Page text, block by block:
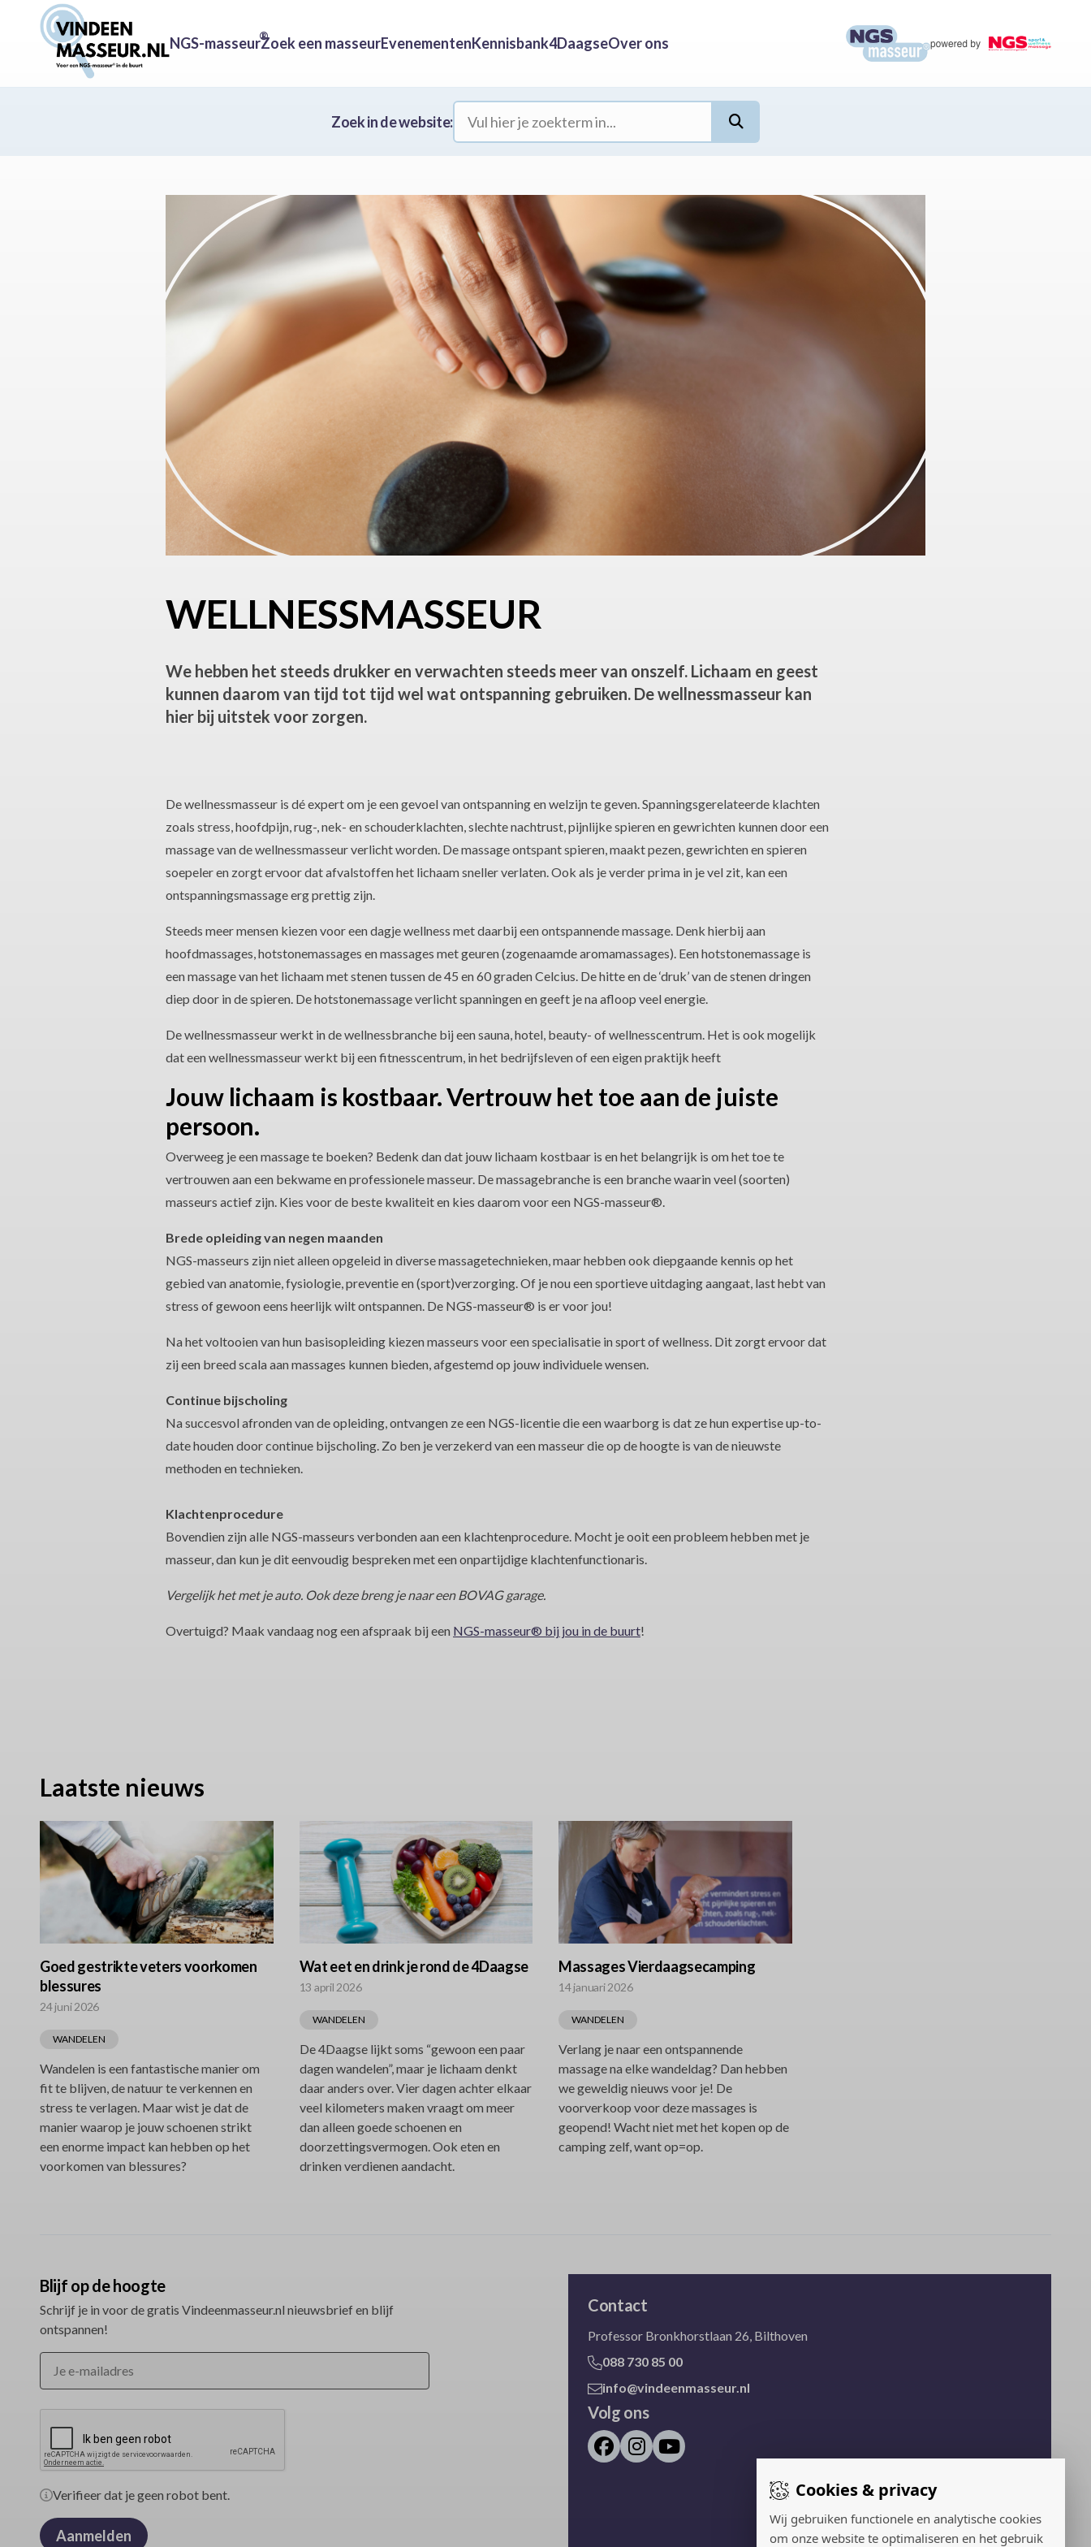
Cookies & privacy
Wij gebruiken functionele en analytische cookies
om onze website te optimaliseren en het gebruik
NGS-masseur®
Zoek een masseurEvenementenKennisbank4DaagseOver ons
Zoek in de website:
WELLNESSMASSEUR
We hebben het steeds drukker en verwachten steeds meer van onszelf. Lichaam en geest
kunnen daarom van tijd tot tijd wel wat ontspanning gebruiken. De wellnessmasseur kan
hier bij uitstek voor zorgen.
De wellnessmasseur is dé expert om je een gevoel van ontspanning en welzijn te geven. Spanningsgerelateerde klachten
zoals stress, hoofdpijn, rug-, nek- en schouderklachten, slechte nachtrust, pijnlijke spieren en gewrichten kunnen door een
massage van de wellnessmasseur verlicht worden. De massage ontspant spieren, maakt pezen, gewrichten en spieren
soepeler en zorgt ervoor dat afvalstoffen het lichaam sneller verlaten. Ook als je verder prima in je vel zit, kan een
ontspanningsmassage erg prettig zijn.
Steeds meer mensen kiezen voor een dagje wellness met daarbij een ontspannende massage. Denk hierbij aan
hoofdmassages, hotstonemassages en massages met geuren (zogenaamde aromamassages). Een hotstonemassage is
een massage van het lichaam met stenen tussen de 45 en 60 graden Celcius. De hitte en de ‘druk’ van de stenen dringen
diep door in de spieren. De hotstonemassage verlicht spanningen en geeft je na afloop veel energie.
De wellnessmasseur werkt in de wellnessbranche bij een sauna, hotel, beauty- of wellnesscentrum. Het is ook mogelijk
dat een wellnessmasseur werkt bij een fitnesscentrum, in het bedrijfsleven of een eigen praktijk heeft
Jouw lichaam is kostbaar. Vertrouw het toe aan de juiste
persoon.
Overweeg je een massage te boeken? Bedenk dan dat jouw lichaam kostbaar is en het belangrijk is om het toe te
vertrouwen aan een bekwame en professionele masseur. De massagebranche is een branche waarin veel (soorten)
masseurs actief zijn. Kies voor de beste kwaliteit en kies daarom voor een NGS-masseur®.
Brede opleiding van negen maanden
NGS-masseurs zijn niet alleen opgeleid in diverse massagetechnieken, maar hebben ook diepgaande kennis op het
gebied van anatomie, fysiologie, preventie en (sport)verzorging. Of je nou een sportieve uitdaging aangaat, last hebt van
stress of gewoon eens heerlijk wilt ontspannen. De NGS-masseur® is er voor jou!
Na het voltooien van hun basisopleiding kiezen masseurs voor een specialisatie in sport of wellness. Dit zorgt ervoor dat
zij een breed scala aan massages kunnen bieden, afgestemd op jouw individuele wensen.
Continue bijscholing
Na succesvol afronden van de opleiding, ontvangen ze een NGS-licentie die een waarborg is dat ze hun expertise up-to-
date houden door continue bijscholing. Zo ben je verzekerd van een masseur die op de hoogte is van de nieuwste
methoden en technieken.
Klachtenprocedure
Bovendien zijn alle NGS-masseurs verbonden aan een klachtenprocedure. Mocht je ooit een probleem hebben met je
masseur, dan kun je dit eenvoudig bespreken met een onpartijdige klachtenfunctionaris.
Vergelijk het met je auto. Ook deze breng je naar een BOVAG garage.
Overtuigd? Maak vandaag nog een afspraak bij een NGS-masseur® bij jou in de buurt!
Laatste nieuws
Goed gestrikte veters voorkomen
blessures
24 juni 2026
WANDELEN
Wandelen is een fantastische manier om
fit te blijven, de natuur te verkennen en
stress te verlagen. Maar wist je dat de
manier waarop je jouw schoenen strikt
een enorme impact kan hebben op het
voorkomen van blessures?
Wat eet en drink je rond de 4Daagse
13 april 2026
WANDELEN
De 4Daagse lijkt soms “gewoon een paar
dagen wandelen”, maar je lichaam denkt
daar anders over. Vier dagen achter elkaar
veel kilometers maken vraagt om meer
dan alleen goede schoenen en
doorzettingsvermogen. Ook eten en
drinken verdienen aandacht.
Massages Vierdaagsecamping
14 januari 2026
WANDELEN
Verlang je naar een ontspannende
massage na elke wandeldag? Dan hebben
we geweldig nieuws voor je! De
voorverkoop voor deze massages is
geopend! Wacht niet met het kopen op de
camping zelf, want op=op.
Blijf op de hoogte
Schrijf je in voor de gratis Vindeenmasseur.nl nieuwsbrief en blijf
ontspannen!
Verifieer dat je geen robot bent.
Aanmelden
Contact
Professor Bronkhorstlaan 26, Bilthoven
088 730 85 00
info@vindeenmasseur.nl
Volg ons